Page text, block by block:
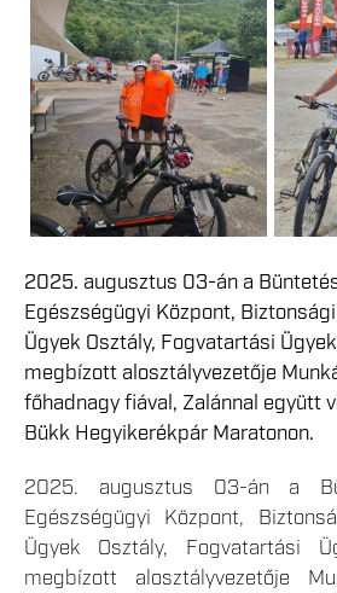
2025. augusztus 03-án a
Egészségügyi Központ,
Ügyek Osztály, Fogvatartási
megbízott alosztályvezetője
főhadnagy fiával, Zalánnal együtt
Bükk Hegyikerékpár Maratonon.
2025. augusztus 03-án a
Egészségügyi Központ,
Ügyek Osztály, Fogvatartási
megbízott alosztályvezetője